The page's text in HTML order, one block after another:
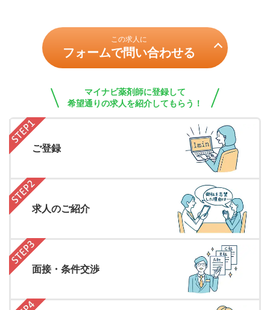
この求人に
フォームで問い合わせる
マイナビ薬剤師に登録して
希望通りの求人を紹介してもらう！
ご登録
求人のご紹介
面接・条件交渉